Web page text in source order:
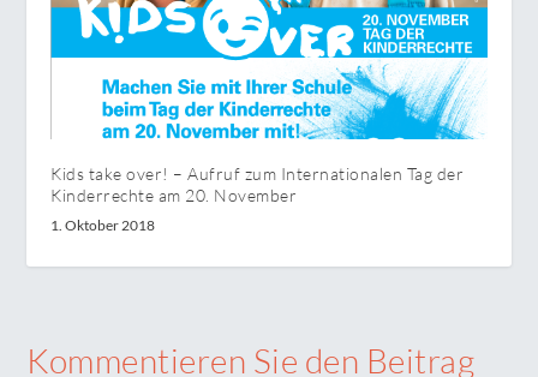
Kids take over! – Aufruf zum Internationalen Tag der
Kinderrechte am 20. November
1. Oktober 2018
Kommentieren Sie den Beitrag